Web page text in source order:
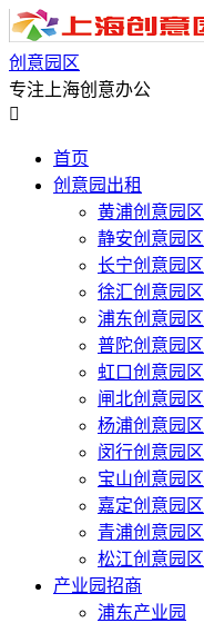
创意园区
专注上海创意办公

首页
创意园出租
黄浦创意园区
静安创意园区
长宁创意园区
徐汇创意园区
浦东创意园区
普陀创意园区
虹口创意园区
闸北创意园区
杨浦创意园区
闵行创意园区
宝山创意园区
嘉定创意园区
青浦创意园区
松江创意园区
产业园招商
浦东产业园